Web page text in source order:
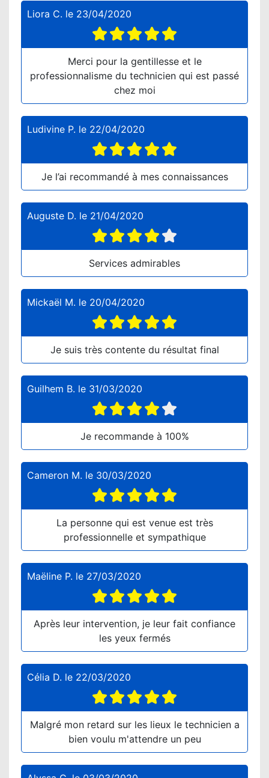
Liora C. le 23/04/2020
Merci pour la gentillesse et le
professionnalisme du technicien qui est passé
chez moi
Ludivine P. le 22/04/2020
Je l’ai recommandé à mes connaissances
Auguste D. le 21/04/2020
Services admirables
Mickaël M. le 20/04/2020
Je suis très contente du résultat final
Guilhem B. le 31/03/2020
Je recommande à 100%
Cameron M. le 30/03/2020
La personne qui est venue est très
professionnelle et sympathique
Maëline P. le 27/03/2020
Après leur intervention, je leur fait confiance
les yeux fermés
Célia D. le 22/03/2020
Malgré mon retard sur les lieux le technicien a
bien voulu m'attendre un peu